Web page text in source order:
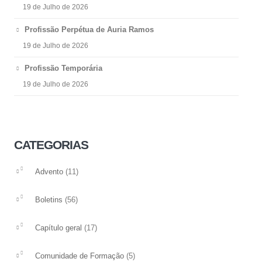
19 de Julho de 2026
Profissão Perpétua de Auria Ramos
19 de Julho de 2026
Profissão Temporária
19 de Julho de 2026
CATEGORIAS
Advento (11)
Boletins (56)
Capítulo geral (17)
Comunidade de Formação (5)